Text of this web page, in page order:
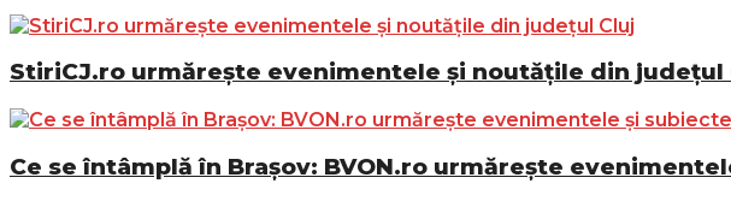
StiriCJ.ro urmărește evenimentele și noutățile din județul
Ce se întâmplă în Brașov: BVON.ro urmărește